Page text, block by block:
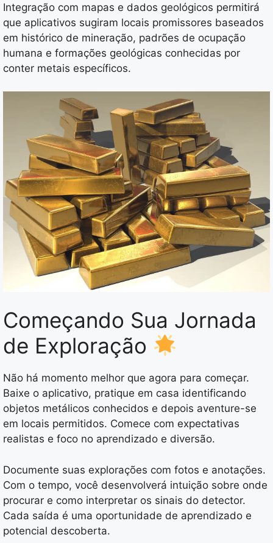
Integração com mapas e dados geológicos permitirá
que aplicativos sugiram locais promissores baseados
em histórico de mineração, padrões de ocupação
humana e formações geológicas conhecidas por
conter metais específicos.
Começando Sua Jornada
de Exploração
Não há momento melhor que agora para começar.
Baixe o aplicativo, pratique em casa identificando
objetos metálicos conhecidos e depois aventure-se
em locais permitidos. Comece com expectativas
realistas e foco no aprendizado e diversão.
Documente suas explorações com fotos e anotações.
Com o tempo, você desenvolverá intuição sobre onde
procurar e como interpretar os sinais do detector.
Cada saída é uma oportunidade de aprendizado e
potencial descoberta.